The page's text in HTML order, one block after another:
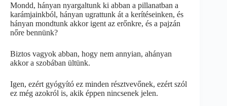
Mondd, hányan nyargaltunk ki abban a pillanatban a
karámjainkból, hányan ugrattunk át a kerítéseinken, és
hányan mondtunk akkor igent az erőnkre, és a pajzán
nőre bennünk?
Biztos vagyok abban, hogy nem annyian, ahányan
akkor a szobában ültünk.
Igen, ezért gyógyító ez minden résztvevőnek, ezért szól
ez még azokról is, akik éppen nincsenek jelen.